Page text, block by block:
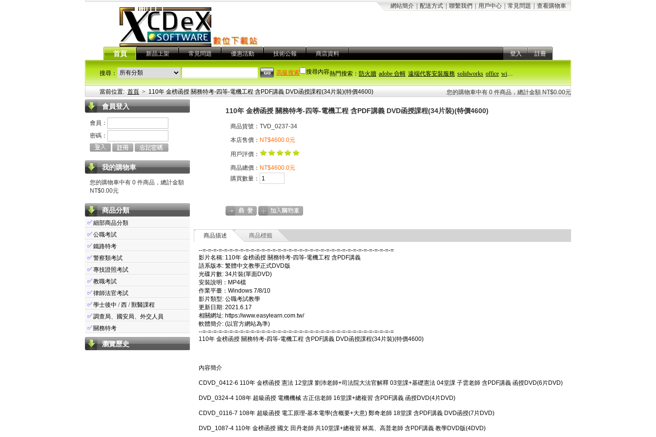
網站簡介 配送方式 聯繫我們 用戶中心 常見問題 查看購物車
首頁 新品上架 常見問題 優惠活動 技術公報 商店資料 登入 註冊
熱門搜索：防火牆 adobe 合輯 遠端代客安裝服務 solidworks office windows 11
搜尋： 搜尋內容
高級搜索
當前位置: 首頁 > 110年 金榜函授 關務特考-四等-電機工程 含PDF講義 DVD函授課程(34片裝)(特價4600) 您的購物車中有 0 件商品，總計金額 NT$0.00元
會員登入
會員：
密碼：
我的購物車
您的購物車中有 0 件商品，總計金額
NT$0.00元
商品分類
✅細部商品分類
✅公職考試
✅鐵路特考
✅警察類考試
✅專技證照考試
✅教職考試
✅律師法官考試
✅學士後中 / 西 / 獸醫課程
✅調查局、國安局、外交人員
✅ 關務特考
瀏覽歷史
110年 金榜函授 關務特考-四等-電機工程 含PDF講義 DVD函授課程(34片裝)(特價4600)
商品貨號：TVD_0237-34
本店售價： NT$4600.0元
用戶評價：
商品總價： NT$4600.0元
購買數量：
商品描述 商品標籤
--=-=-=-=-=-=-=-=-=-=-=-=-=-=-=-=-=-=-=-=-=-=-=-=-=-=-=-=-=-=-=-=-=-=-=-=
影片名稱: 110年 金榜函授 關務特考-四等-電機工程 含PDF講義
語系版本: 繁體中文教學正式DVD版
光碟片數: 34片裝(單面DVD)
安裝說明：MP4檔
作業平臺：Windows 7/8/10
影片類型: 公職考試教學
更新日期: 2021.6.17
相關網址: https://www.easylearn.com.tw/
軟體簡介: (以官方網站為準)
--=-=-=-=-=-=-=-=-=-=-=-=-=-=-=-=-=-=-=-=-=-=-=-=-=-=-=-=-=-=-=-=-=-=-=-=
110年 金榜函授 關務特考-四等-電機工程 含PDF講義 DVD函授課程(34片裝)(特價4600)
內容簡介
CDVD_0412-6 110年 金榜函授 憲法 12堂課 劉沛老師+司法院大法官解釋 03堂課+基礎憲法 04堂課 子雲老師 含PDF講義 函授DVD(6片DVD)
DVD_0324-4 108年 超級函授 電機機械 古正信老師 16堂課+總複習 含PDF講義 函授DVD(4片DVD)
CDVD_0116-7 108年 超級函授 電工原理-基本電學(含概要+大意) 鄭奇老師 18堂課 含PDF講義 DVD函授(7片DVD)
DVD_1087-4 110年 金榜函授 國文 田丹老師 共10堂課+總複習 林嵩、高普老師 含PDF講義 教學DVD版(4DVD)